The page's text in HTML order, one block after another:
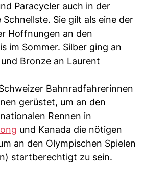
Paracycler auch in der
Sie gilt als eine der
Hoffnungen an den
im Sommer. Silber ging an
Bronze an Laurent
Bahnradfahrerinnen
gerüstet, um an den
Rennen in
und Kanada die nötigen
an den Olympischen Spielen
startberechtigt zu sein.